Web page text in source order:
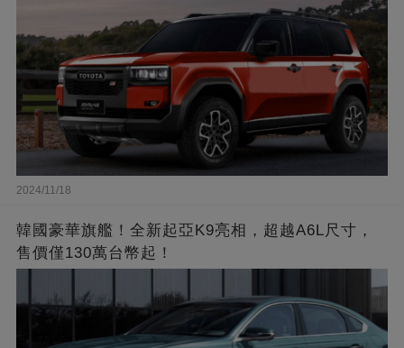
2024/11/18
韓國豪華旗艦！全新起亞K9亮相，超越A6L尺寸，
售價僅130萬台幣起！